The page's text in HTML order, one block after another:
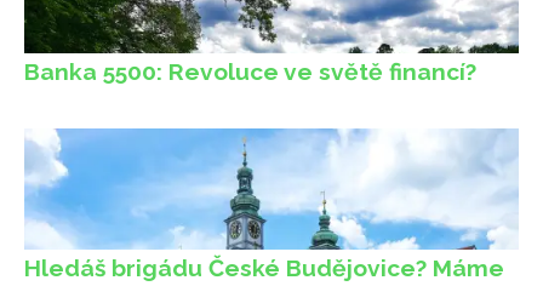
Banka 5500: Revoluce ve světě financí?
Hledáš brigádu České Budějovice? Máme